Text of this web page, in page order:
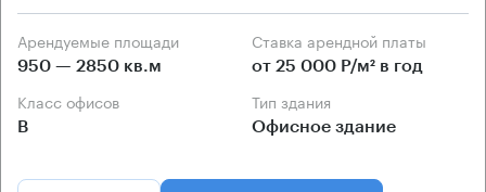
Арендуемые площади
950 — 2850 кв.м
Ставка арендной платы
от 25 000 Р/м² в год
Класс офисов
B
Тип здания
Офисное здание